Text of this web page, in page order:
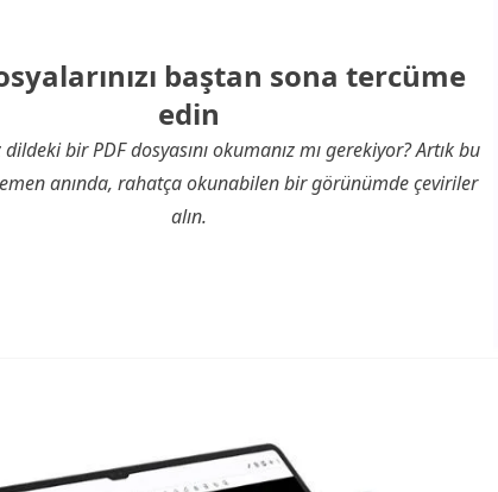
baştan sona tercüme
edin
bir PDF dosyasını okumanız mı gerekiyor? Artık bu
anında, rahatça okunabilen bir görünümde çeviriler
alın.